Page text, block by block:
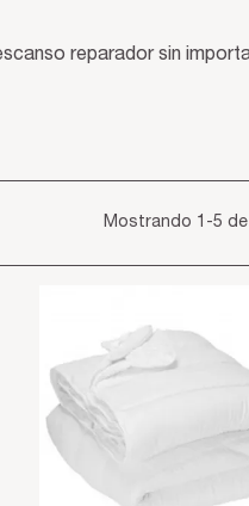
reparador sin
Mostrando 1-5